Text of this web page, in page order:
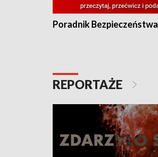
Poradnik Bezpieczeństwa
REPORTAŻE